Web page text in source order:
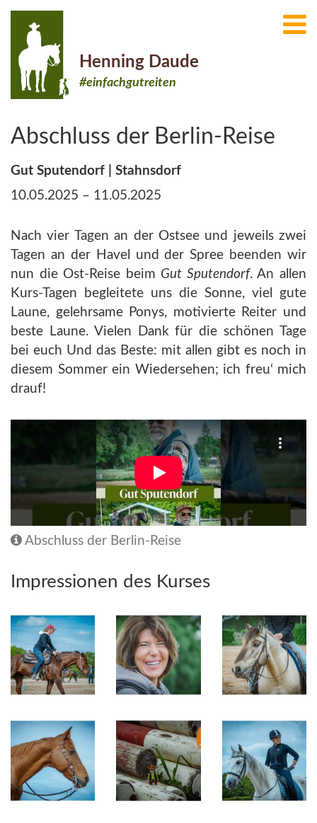
Henning Daude
#einfachgutreiten
Abschluss der Berlin-Reise
Gut Sputendorf | Stahnsdorf
10.05.2025 – 11.05.2025
Nach vier Tagen an der Ostsee und jeweils zwei
Tagen an der Havel und der Spree beenden wir
nun die Ost-Reise beim Gut Sputendorf. An allen
Kurs-Tagen begleitete uns die Sonne, viel gute
Laune, gelehrsame Ponys, motivierte Reiter und
beste Laune. Vielen Dank für die schönen Tage
bei euch Und das Beste: mit allen gibt es noch in
diesem Sommer ein Wiedersehen; ich freu‘ mich
drauf!
Abschluss der Berlin-Reise
Impressionen des Kurses